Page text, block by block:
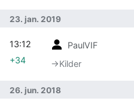
23. jan. 2019
PaulVIF
→‎Kilder
13:12
+34
26. jun. 2018